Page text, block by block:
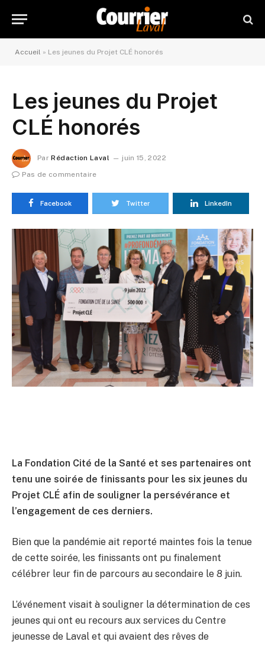
Accueil » Les jeunes du Projet CLÉ honorés
Les jeunes du Projet
CLÉ honorés
Par Rédaction Laval
juin 15, 2022
Pas de commentaire
Facebook Twitter LinkedIn
La Fondation Cité de la Santé et ses partenaires ont
tenu une soirée de finissants pour les six jeunes du
Projet CLÉ afin de souligner la persévérance et
l’engagement de ces derniers.
Bien que la pandémie ait reporté maintes fois la tenue
de cette soirée, les finissants ont pu finalement
célébrer leur fin de parcours au secondaire le 8 juin.
L’événement visait à souligner la détermination de ces
jeunes qui ont eu recours aux services du Centre
jeunesse de Laval et qui avaient des rêves de